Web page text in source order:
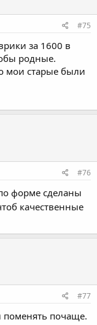
#75
за 1600 в
родные.
мои старые были
#76
форме сделаны
качественные
#77
поменять почаще.